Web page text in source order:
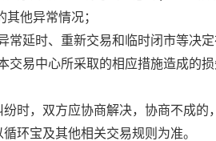
他异常情况；
常延时、重新交易和临时闭市等决
交易中心所采取的相应措施造成的
时，双方应协商解决，协商不成
环宝及其他相关交易规则为准。